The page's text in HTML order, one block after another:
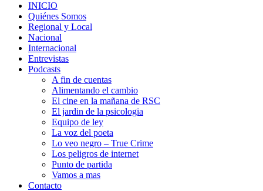
INICIO
Quiénes Somos
Regional y Local
Nacional
Internacional
Entrevistas
Podcasts
A fin de cuentas
Alimentando el cambio
El cine en la mañana de RSC
El jardin de la psicologia
Equipo de ley
La voz del poeta
Lo veo negro – True Crime
Los peligros de internet
Punto de partida
Vamos a mas
Contacto